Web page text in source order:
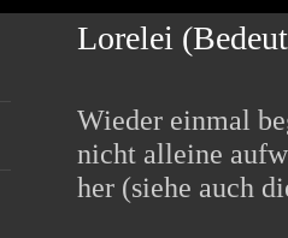
Lorelei
Wieder einmal
nicht alleine
her (siehe auch